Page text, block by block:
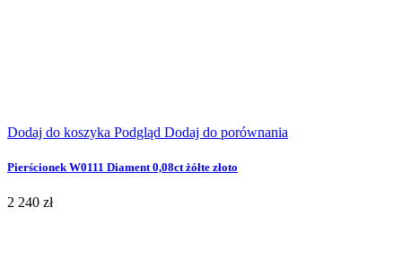
Dodaj do koszyka Podgląd Dodaj do porównania
Pierścionek W0111 Diament 0,08ct żółte złoto
2 240 zł